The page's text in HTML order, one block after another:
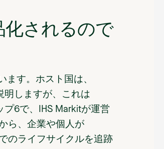
化されるので
ます。ホスト国は、
明しますが、これは
プ6で、IHS Markitが運営
ら、企業や個人が
のライフサイクルを追跡